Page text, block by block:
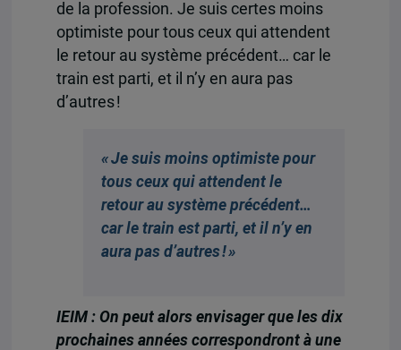
de la profession. Je suis certes moins
optimiste pour tous ceux qui attendent
le retour au système précédent… car le
train est parti, et il n’y en aura pas
d’autres !
« Je suis moins optimiste pour
tous ceux qui attendent le
retour au système précédent…
car le train est parti, et il n’y en
aura pas d’autres ! »
IEIM : On peut alors envisager que les dix
prochaines années correspondront à une